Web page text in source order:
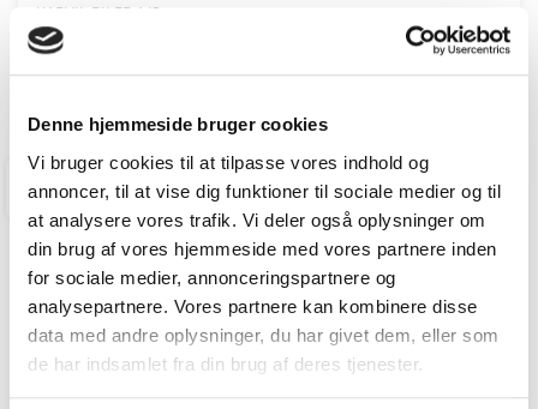
Denne hjemmeside bruger cookies
Vi bruger cookies til at tilpasse vores indhold og
annoncer, til at vise dig funktioner til sociale medier og til
at analysere vores trafik. Vi deler også oplysninger om
din brug af vores hjemmeside med vores partnere inden
for sociale medier, annonceringspartnere og
analysepartnere. Vores partnere kan kombinere disse
data med andre oplysninger, du har givet dem, eller som
de har indsamlet fra din brug af deres tjenester.
KARVIL BILER A/S
RINGKØBING